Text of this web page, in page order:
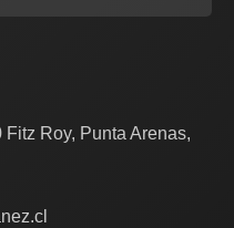
Roy, Punta Arenas,